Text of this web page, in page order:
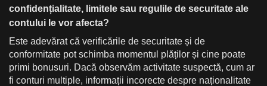
confidențialitate, limitele sau regulile de securitate ale
contului le vor afecta?
Este adevărat că verificările de securitate și de
conformitate pot schimba momentul plăților și cine poate
primi bonusuri. Dacă observăm activitate suspectă, cum ar
fi conturi multiple, informații incorecte despre naționalitate